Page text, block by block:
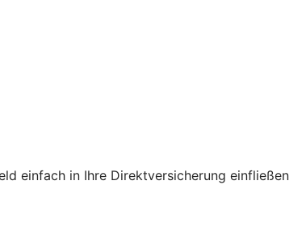
einfach in Ihre Direktversicherung einfließen